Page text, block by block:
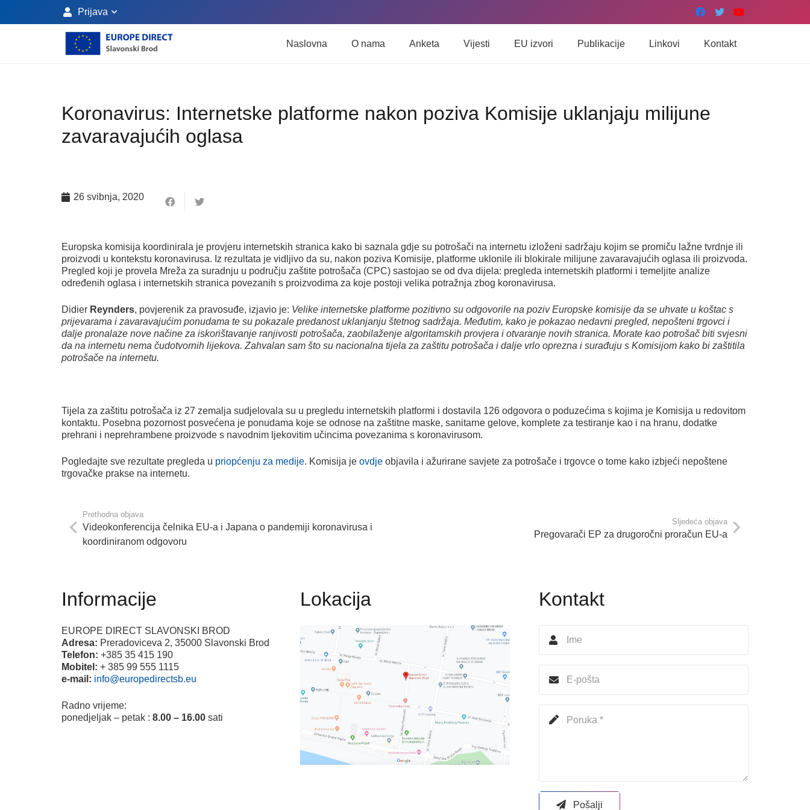
Prijava
Naslovna O nama Anketa Vijesti EU izvori Publikacije Linkovi Kontakt
Koronavirus: Internetske platforme nakon poziva Komisije uklanjaju milijune
zavaravajućih oglasa
26 svibnja, 2020
Europska komisija koordinirala je provjeru internetskih stranica kako bi saznala gdje su potrošači na internetu izloženi sadržaju kojim se promiču lažne tvrdnje ili
proizvodi u kontekstu koronavirusa. Iz rezultata je vidljivo da su, nakon poziva Komisije, platforme uklonile ili blokirale milijune zavaravajućih oglasa ili proizvoda.
Pregled koji je provela Mreža za suradnju u području zaštite potrošača (CPC) sastojao se od dva dijela: pregleda internetskih platformi i temeljite analize
određenih oglasa i internetskih stranica povezanih s proizvodima za koje postoji velika potražnja zbog koronavirusa.
Didier Reynders, povjerenik za pravosuđe, izjavio je: Velike internetske platforme pozitivno su odgovorile na poziv Europske komisije da se uhvate u koštac s
prijevarama i zavaravajućim ponudama te su pokazale predanost uklanjanju štetnog sadržaja. Međutim, kako je pokazao nedavni pregled, nepošteni trgovci i
dalje pronalaze nove načine za iskorištavanje ranjivosti potrošača, zaobilaženje algoritamskih provjera i otvaranje novih stranica. Morate kao potrošač biti svjesni
da na internetu nema čudotvornih lijekova. Zahvalan sam što su nacionalna tijela za zaštitu potrošača i dalje vrlo oprezna i surađuju s Komisijom kako bi zaštitila
potrošače na internetu.
Tijela za zaštitu potrošača iz 27 zemalja sudjelovala su u pregledu internetskih platformi i dostavila 126 odgovora o poduzećima s kojima je Komisija u redovitom
kontaktu. Posebna pozornost posvećena je ponudama koje se odnose na zaštitne maske, sanitarne gelove, komplete za testiranje kao i na hranu, dodatke
prehrani i neprehrambene proizvode s navodnim ljekovitim učincima povezanima s koronavirusom.
Pogledajte sve rezultate pregleda u priopćenju za medije. Komisija je ovdje objavila i ažurirane savjete za potrošače i trgovce o tome kako izbjeći nepoštene
trgovačke prakse na internetu.
Prethodna objava
Videokonferencija čelnika EU-a i Japana o pandemiji koronavirusa i
koordiniranom odgovoru
Sljedeća objava
Pregovarači EP za drugoročni proračun EU-a
Informacije
EUROPE DIRECT SLAVONSKI BROD
Adresa: Preradoviceva 2, 35000 Slavonski Brod
Telefon: +385 35 415 190
Mobitel: + 385 99 555 1115
e-mail: info@europedirectsb.eu
Radno vrijeme:
ponedjeljak – petak : 8.00 – 16.00 sati
Lokacija Kontakt
Pošalji